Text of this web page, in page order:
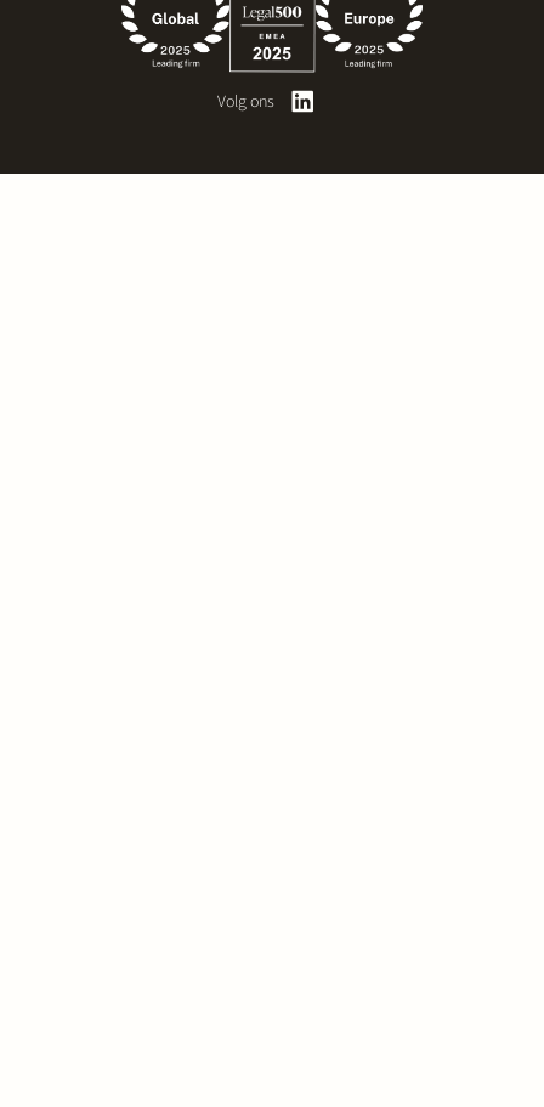
Volg ons